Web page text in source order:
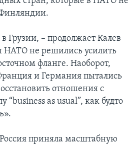
Грузии, – продолжает Калев
НАТО не решились усилить
фланге. Наоборот,
и Германия пытались
отношения с
“business as usual”, как будто
приняла масштабную